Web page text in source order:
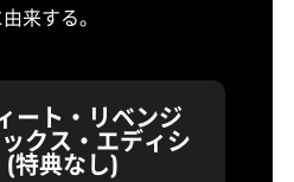
来する。
ート・リベンジ
クス・エディシ
(特典なし)